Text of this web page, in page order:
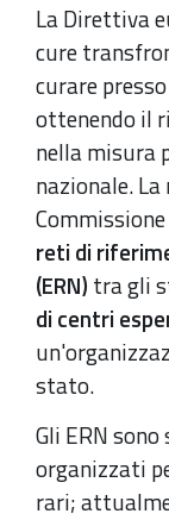
La Direttiva
cure
curare
ottenendo il
nella misura
nazionale.
reti di
(ERN) tra gli
di centri
stato.
Gli ERN
organizzati
rari;